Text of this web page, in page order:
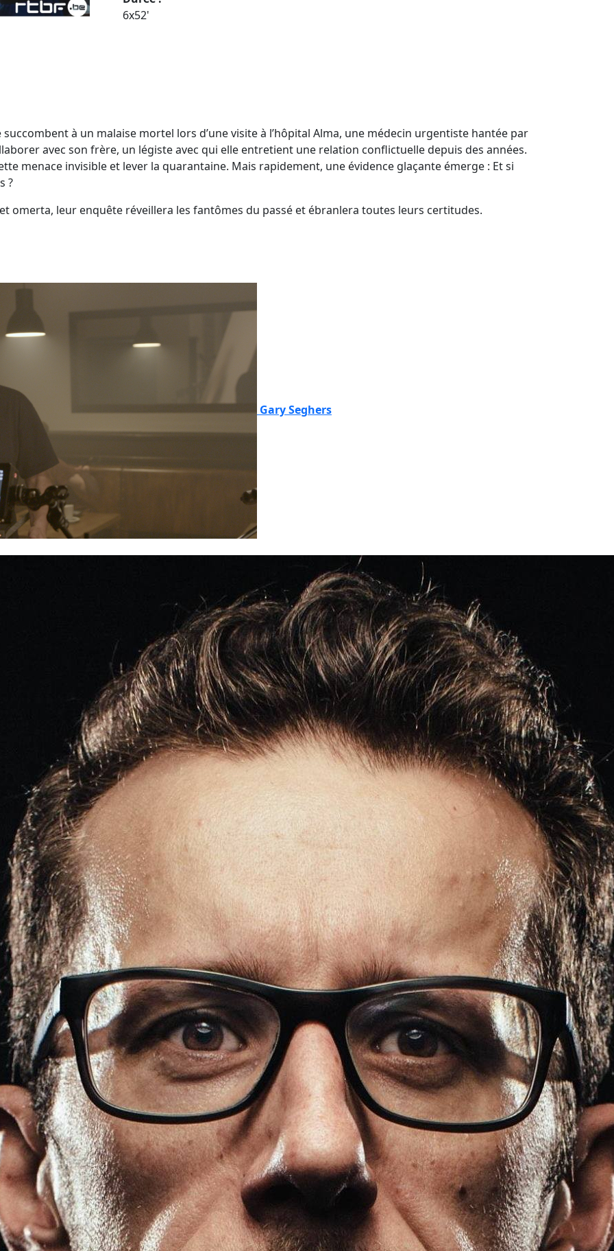
6x52'
à un malaise mortel lors d’une visite à l’hôpital Alma, une médecin urgentiste hantée par
avec son frère, un légiste avec qui elle entretient une relation conflictuelle depuis des années.
menace invisible et lever la quarantaine. Mais rapidement, une évidence glaçante émerge : Et si
?
omerta, leur enquête réveillera les fantômes du passé et ébranlera toutes leurs certitudes.
Gary Seghers